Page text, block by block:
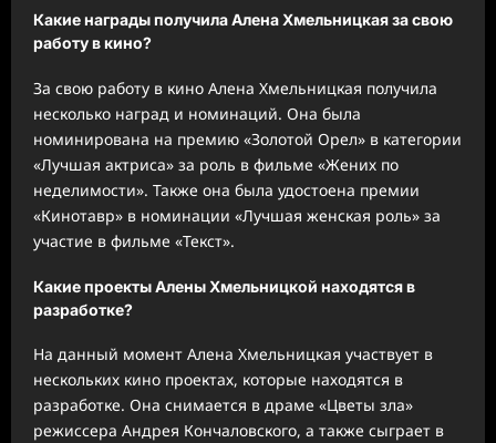
Какие награды получила Алена Хмельницкая за свою
работу в кино?
За свою работу в кино Алена Хмельницкая получила
несколько наград и номинаций. Она была
номинирована на премию «Золотой Орел» в категории
«Лучшая актриса» за роль в фильме «Жених по
неделимости». Также она была удостоена премии
«Кинотавр» в номинации «Лучшая женская роль» за
участие в фильме «Текст».
Какие проекты Алены Хмельницкой находятся в
разработке?
На данный момент Алена Хмельницкая участвует в
нескольких кино проектах, которые находятся в
разработке. Она снимается в драме «Цветы зла»
режиссера Андрея Кончаловского, а также сыграет в